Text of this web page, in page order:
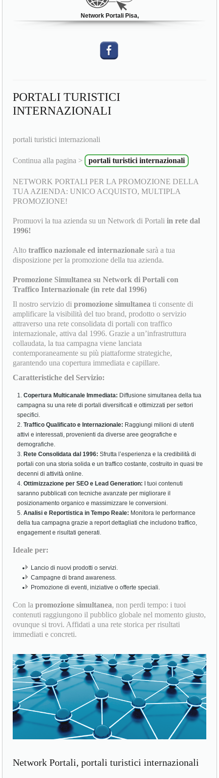
Network Portali Pisa,
PORTALI TURISTICI
INTERNAZIONALI
portali turistici internazionali
Continua alla pagina > portali turistici internazionali
NETWORK PORTALI PER LA PROMOZIONE DELLA
TUA AZIENDA: UNICO ACQUISTO, MULTIPLA
PROMOZIONE!
Promuovi la tua azienda su un Network di Portaliin rete dal
1996!
Altotraffico nazionale ed internazionale sarà a tua
disposizione per la promozione della tua azienda.
Promozione Simultanea su Network di Portali con
Traffico Internazionale (in rete dal 1996)
Il nostro servizio dipromozione simultanea ti consente di
amplificare la visibilità del tuo brand, prodotto o servizio
attraverso una rete consolidata di portali con traffico
internazionale, attiva dal 1996. Grazie a un’infrastruttura
collaudata, la tua campagna viene lanciata
contemporaneamente su più piattaforme strategiche,
garantendo una copertura immediata e capillare.
Caratteristiche del Servizio:
Copertura Multicanale Immediata: Diffusione simultanea della tua
campagna su una rete di portali diversificati e ottimizzati per settori
specifici.
Traffico Qualificato e Internazionale: Raggiungi milioni di utenti
attivi e interessati, provenienti da diverse aree geografiche e
demografiche.
Rete Consolidata dal 1996: Sfrutta l’esperienza e la credibilità di
portali con una storia solida e un traffico costante, costruito in quasi tre
decenni di attività online.
Ottimizzazione per SEO e Lead Generation:
I tuoi contenuti
saranno pubblicati con tecniche avanzate per migliorare il
posizionamento organico e massimizzare le conversioni.
Analisi e Reportistica in Tempo Reale: Monitora le performance
della tua campagna grazie a report dettagliati che includono traffico,
engagement e risultati generati.
Ideale per:
Lancio di nuovi prodotti o servizi.
Campagne di brand awareness.
Promozione di eventi, iniziative o offerte speciali.
Con lapromozione simultanea, non perdi tempo: i tuoi
contenuti raggiungono il pubblico globale nel momento giusto,
ovunque si trovi. Affidati a una rete storica per risultati
immediati e concreti.
Network Portali, portali turistici internazionali